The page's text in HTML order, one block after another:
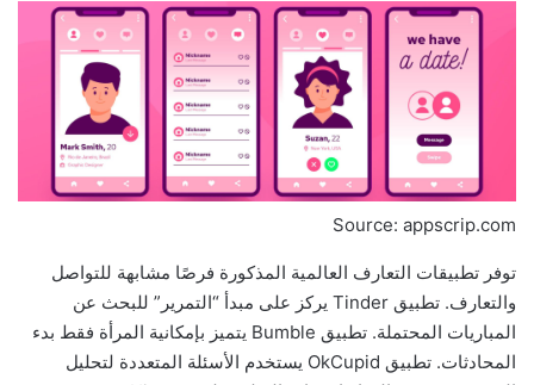
Source: appscrip.com
توفر تطبيقات التعارف العالمية المذكورة فرصًا مشابهة للتواصل
والتعارف. تطبيق Tinder يركز على مبدأ “التمرير” للبحث عن
المباريات المحتملة. تطبيق Bumble يتميز بإمكانية المرأة فقط بدء
المحادثات. تطبيق OkCupid يستخدم الأسئلة المتعددة لتحليل